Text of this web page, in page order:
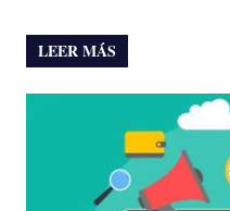
LEER MÁS